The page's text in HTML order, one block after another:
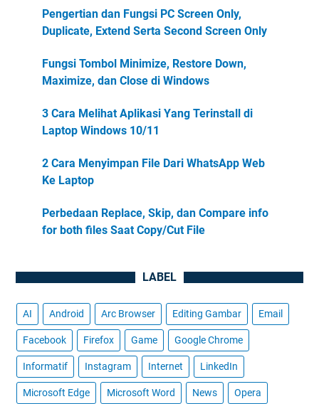
Pengertian dan Fungsi PC Screen Only,
Duplicate, Extend Serta Second Screen Only
Fungsi Tombol Minimize, Restore Down,
Maximize, dan Close di Windows
3 Cara Melihat Aplikasi Yang Terinstall di
Laptop Windows 10/11
2 Cara Menyimpan File Dari WhatsApp Web
Ke Laptop
Perbedaan Replace, Skip, dan Compare info
for both files Saat Copy/Cut File
LABEL
AI Android Arc Browser Editing Gambar Email
Facebook Firefox Game Google Chrome
Informatif Instagram Internet LinkedIn
Microsoft Edge Microsoft Word News Opera